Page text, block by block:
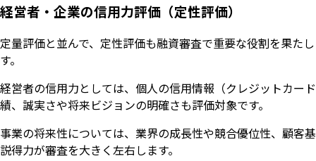
経営者・企業の信用力評価（定性評価）
定量評価と並んで、定性評価も融資審査で重要な役割を果た
す。
経営者の信用力としては、個人の信用情報（クレジットカー
績、誠実さや将来ビジョンの明確さも評価対象です。
事業の将来性については、業界の成長性や競合優位性、顧客
説得力が審査を大きく左右します。